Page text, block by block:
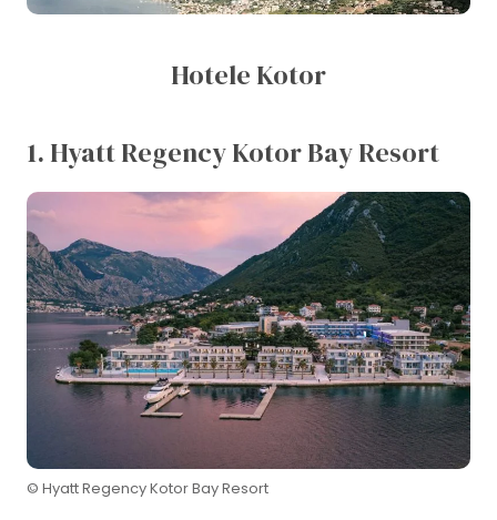
Hotele Kotor
1. Hyatt Regency Kotor Bay Resort
© Hyatt Regency Kotor Bay Resort